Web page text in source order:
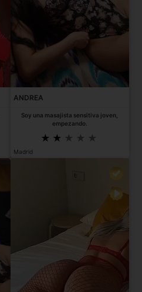
ANDREA
Soy una masajista sensitiva joven,
empezando.
Madrid